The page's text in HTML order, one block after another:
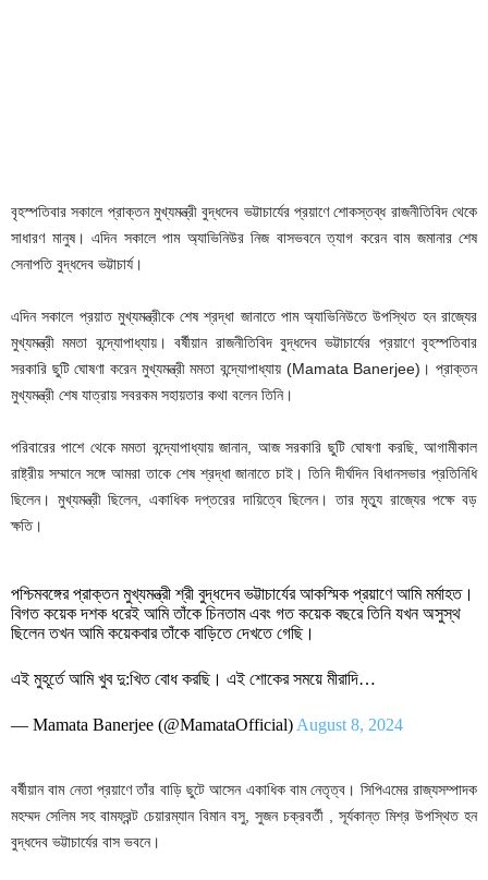
বৃহস্পতিবার সকালে প্রাক্তন মুখ্যমন্ত্রী বুদ্ধদেব ভট্টাচার্যের প্রয়াণে শোকস্তব্ধ রাজনীতিবিদ থেকে
সাধারণ মানুষ। এদিন সকালে পাম‌‌ অ্যাভিনিউর নিজ বাসভবনে ত্যাগ করেন বাম জমানার শেষ
সেনাপতি বুদ্ধদেব ভট্টাচার্য।
এদিন সকালে প্রয়াত মুখ্যমন্ত্রীকে শেষ শ্রদ্ধা জানাতে পাম‌‌ অ্যাভিনিউতে উপস্থিত হন রাজ্যের
মুখ্যমন্ত্রী মমতা বন্দ্যোপাধ্যায়। বর্ষীয়ান রাজনীতিবিদ বুদ্ধদেব ভট্টাচার্যের প্রয়াণে বৃহস্পতিবার
সরকারি ছুটি ঘোষণা করেন মুখ্যমন্ত্রী মমতা বন্দ্যোপাধ্যায় (Mamata Banerjee)। প্রাক্তন
মুখ্যমন্ত্রী শেষ যাত্রায় সবরকম সহায়তার কথা বলেন তিনি।
পরিবারের পাশে থেকে মমতা বন্দ্যোপাধ্যায় জানান, আজ সরকারি ছুটি ঘোষণা করছি, আগামীকাল
রাষ্ট্রীয় সম্মানে সঙ্গে আমরা তাকে শেষ শ্রদ্ধা জানাতে চাই। তিনি দীর্ঘদিন বিধানসভার প্রতিনিধি
ছিলেন। মুখ্যমন্ত্রী ছিলেন, একাধিক দপ্তরের দায়িত্বে ছিলেন। তার মৃত্যু রাজ্যের পক্ষে বড়
ক্ষতি।
পশ্চিমবঙ্গের প্রাক্তন মুখ্যমন্ত্রী শ্রী বুদ্ধদেব ভট্টাচার্যের আকস্মিক প্রয়াণে আমি মর্মাহত।
বিগত কয়েক দশক ধরেই আমি তাঁকে চিনতাম এবং গত কয়েক বছরে তিনি যখন অসুস্থ
ছিলেন তখন আমি কয়েকবার তাঁকে বাড়িতে দেখতে গেছি।
এই মুহূর্তে আমি খুব দু:খিত বোধ করছি। এই শোকের সময়ে মীরাদি…
— Mamata Banerjee (@MamataOfficial)August 8, 2024
বর্ষীয়ান বাম নেতা প্রয়াণে তাঁর বাড়ি ছুটে আসেন একাধিক বাম নেতৃত্ব। সিপিএমের রাজ্যসম্পাদক
মহম্মদ সেলিম সহ বামফ্রন্ট চেয়ারম্যান বিমান বসু, সুজন চক্রবর্তী , সূর্যকান্ত মিশ্র উপস্থিত হন
বুদ্ধদেব ভট্টাচার্যের বাস ভবনে।